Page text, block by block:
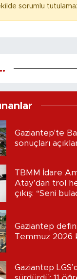
sorumlu
Gaziantep'te
sonuçları
TBMM İdare
Atay’dan trol
çıkış: “Seni
Gaziantep
Temmuz 2026
Gaziantep